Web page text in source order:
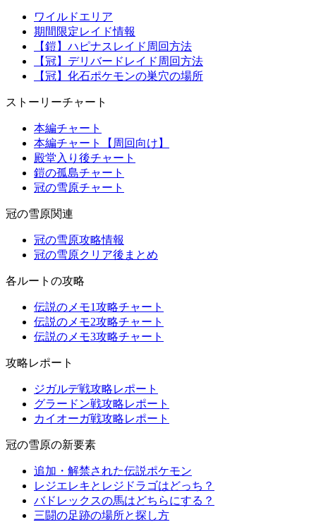
ワイルドエリア
期間限定レイド情報
【鎧】ハピナスレイド周回方法
【冠】デリバードレイド周回方法
【冠】化石ポケモンの巣穴の場所
ストーリーチャート
本編チャート
本編チャート【周回向け】
殿堂入り後チャート
鎧の孤島チャート
冠の雪原チャート
冠の雪原関連
冠の雪原攻略情報
冠の雪原クリア後まとめ
各ルートの攻略
伝説のメモ1攻略チャート
伝説のメモ2攻略チャート
伝説のメモ3攻略チャート
攻略レポート
ジガルデ戦攻略レポート
グラードン戦攻略レポート
カイオーガ戦攻略レポート
冠の雪原の新要素
追加・解禁された伝説ポケモン
レジエレキとレジドラゴはどっち？
バドレックスの馬はどちらにする？
三闘の足跡の場所と探し方